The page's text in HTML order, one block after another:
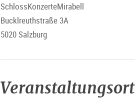
SchlossKonzerteMirabell
Bucklreuthstraße 3A
5020 Salzburg
Veranstaltungsort